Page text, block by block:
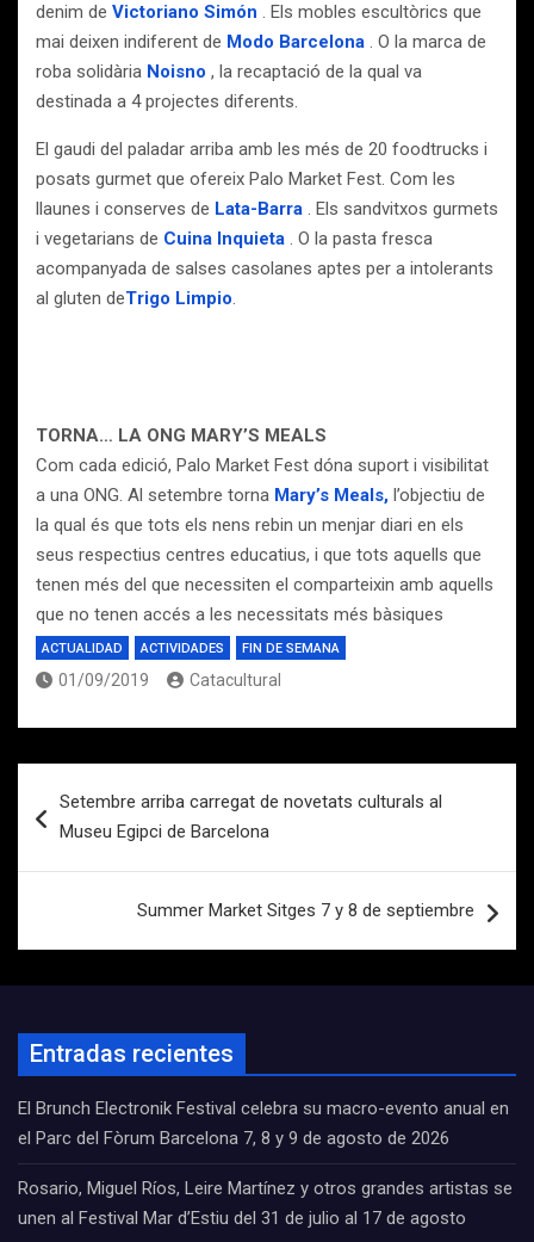
denim de Victoriano Simón . Els mobles escultòrics que
mai deixen indiferent de Modo Barcelona . O la marca de
roba solidària Noisno , la recaptació de la qual va
destinada a 4 projectes diferents.
El gaudi del paladar arriba amb les més de 20 foodtrucks i
posats gurmet que ofereix Palo Market Fest. Com les
llaunes i conserves de Lata-Barra . Els sandvitxos gurmets
i vegetarians de Cuina Inquieta . O la pasta fresca
acompanyada de salses casolanes aptes per a intolerants
al gluten deTrigo Limpio.
TORNA… LA ONG MARY’S MEALS
Com cada edició, Palo Market Fest dóna suport i visibilitat
a una ONG. Al setembre torna Mary’s Meals, l’objectiu de
la qual és que tots els nens rebin un menjar diari en els
seus respectius centres educatius, i que tots aquells que
tenen més del que necessiten el comparteixin amb aquells
que no tenen accés a les necessitats més bàsiques
ACTUALIDAD ACTIVIDADES FIN DE SEMANA
01/09/2019 Catacultural
de
Setembre arriba carregat de novetats culturals al
Museu Egipci de Barcelona
Summer Market Sitges 7 y 8 de septiembre
Entradas recientes
El Brunch Electronik Festival celebra su macro-evento anual en
el Parc del Fòrum Barcelona 7, 8 y 9 de agosto de 2026
Rosario, Miguel Ríos, Leire Martínez y otros grandes artistas se
unen al Festival Mar d’Estiu del 31 de julio al 17 de agosto